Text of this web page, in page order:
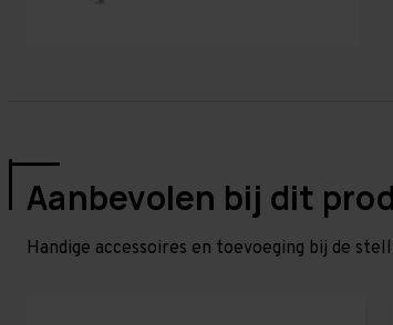
Aanbevolen bij dit
Handige accessoires en toevoeging bij de